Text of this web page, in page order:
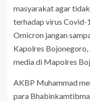
masyarakat agar
terhadap virus Covid-
Omicron jangan
Kapolres
media di Mapolres
AKBP Muhammad
para